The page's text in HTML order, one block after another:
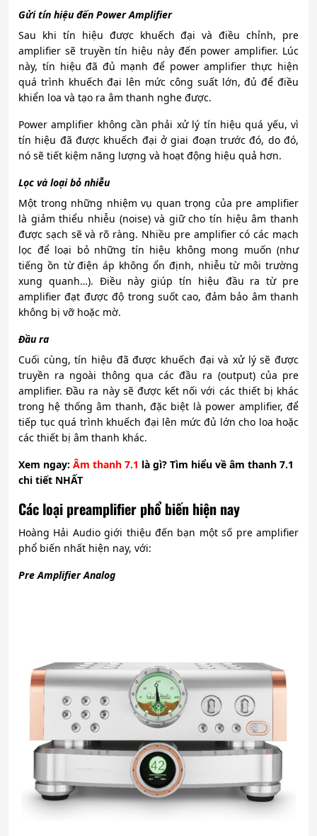
Gửi tín hiệu đến Power Amplifier
Sau khi tín hiệu được khuếch đại và điều chỉnh, pre
amplifier sẽ truyền tín hiệu này đến power amplifier. Lúc
này, tín hiệu đã đủ mạnh để power amplifier thực hiện
quá trình khuếch đại lên mức công suất lớn, đủ để điều
khiển loa và tạo ra âm thanh nghe được.
Power amplifier không cần phải xử lý tín hiệu quá yếu, vì
tín hiệu đã được khuếch đại ở giai đoạn trước đó, do đó,
nó sẽ tiết kiệm năng lượng và hoạt động hiệu quả hơn.
Lọc và loại bỏ nhiễu
Một trong những nhiệm vụ quan trọng của pre amplifier
là giảm thiểu nhiễu (noise) và giữ cho tín hiệu âm thanh
được sạch sẽ và rõ ràng. Nhiều pre amplifier có các mạch
lọc để loại bỏ những tín hiệu không mong muốn (như
tiếng ồn từ điện áp không ổn định, nhiễu từ môi trường
xung quanh…). Điều này giúp tín hiệu đầu ra từ pre
amplifier đạt được độ trong suốt cao, đảm bảo âm thanh
không bị vỡ hoặc mờ.
Đầu ra
Cuối cùng, tín hiệu đã được khuếch đại và xử lý sẽ được
truyền ra ngoài thông qua các đầu ra (output) của pre
amplifier. Đầu ra này sẽ được kết nối với các thiết bị khác
trong hệ thống âm thanh, đặc biệt là power amplifier, để
tiếp tục quá trình khuếch đại lên mức đủ lớn cho loa hoặc
các thiết bị âm thanh khác.
Xem ngay: Âm thanh 7.1 là gì? Tìm hiểu về âm thanh 7.1
chi tiết NHẤT
Các loại preamplifier phổ biến hiện nay
Hoàng Hải Audio giới thiệu đến bạn một số pre amplifier
phổ biến nhất hiện nay, với:
Pre Amplifier Analog